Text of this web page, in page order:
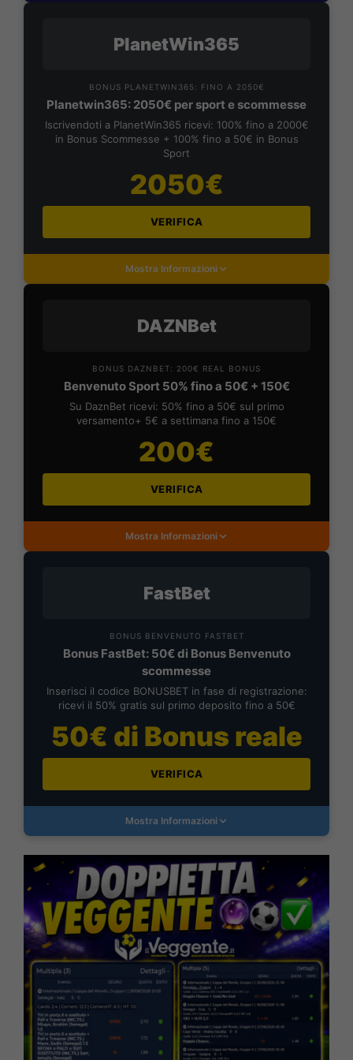
PlanetWin365
BONUS PLANETWIN365: FINO A 2050€
Planetwin365: 2050€ per sport e scommesse
Iscrivendoti a PlanetWin365 ricevi: 100% fino a 2000€
in Bonus Scommesse + 100% fino a 50€ in Bonus
Sport
2050€
VERIFICA
Mostra Informazioni
DAZNBet
BONUS DAZNBET: 200€ REAL BONUS
Benvenuto Sport 50% fino a 50€ + 150€
Su DaznBet ricevi: 50% fino a 50€ sul primo
versamento+ 5€ a settimana fino a 150€
200€
VERIFICA
Mostra Informazioni
FastBet
BONUS BENVENUTO FASTBET
Bonus FastBet: 50€ di Bonus Benvenuto
scommesse
Inserisci il codice BONUSBET in fase di registrazione:
ricevi il 50% gratis sul primo deposito fino a 50€
50€ di Bonus reale
VERIFICA
Mostra Informazioni